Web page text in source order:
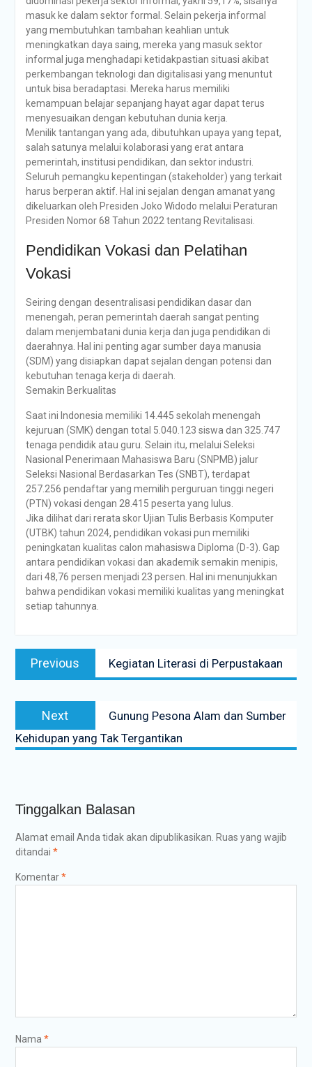
masuk ke dalam sektor formal. Selain pekerja informal
yang membutuhkan tambahan keahlian untuk
meningkatkan daya saing, mereka yang masuk sektor
informal juga menghadapi ketidakpastian situasi akibat
perkembangan teknologi dan digitalisasi yang menuntut
untuk bisa beradaptasi. Mereka harus memiliki
kemampuan belajar sepanjang hayat agar dapat terus
menyesuaikan dengan kebutuhan dunia kerja.
Menilik tantangan yang ada, dibutuhkan upaya yang tepat,
salah satunya melalui kolaborasi yang erat antara
pemerintah, institusi pendidikan, dan sektor industri.
Seluruh pemangku kepentingan (stakeholder) yang terkait
harus berperan aktif. Hal ini sejalan dengan amanat yang
dikeluarkan oleh Presiden Joko Widodo melalui Peraturan
Presiden Nomor 68 Tahun 2022 tentang Revitalisasi.
Pendidikan Vokasi dan Pelatihan
Vokasi
Seiring dengan desentralisasi pendidikan dasar dan
menengah, peran pemerintah daerah sangat penting
dalam menjembatani dunia kerja dan juga pendidikan di
daerahnya. Hal ini penting agar sumber daya manusia
(SDM) yang disiapkan dapat sejalan dengan potensi dan
kebutuhan tenaga kerja di daerah.
Semakin Berkualitas
Saat ini Indonesia memiliki 14.445 sekolah menengah
kejuruan (SMK) dengan total 5.040.123 siswa dan 325.747
tenaga pendidik atau guru. Selain itu, melalui Seleksi
Nasional Penerimaan Mahasiswa Baru (SNPMB) jalur
Seleksi Nasional Berdasarkan Tes (SNBT), terdapat
257.256 pendaftar yang memilih perguruan tinggi negeri
(PTN) vokasi dengan 28.415 peserta yang lulus.
Jika dilihat dari rerata skor Ujian Tulis Berbasis Komputer
(UTBK) tahun 2024, pendidikan vokasi pun memiliki
peningkatan kualitas calon mahasiswa Diploma (D-3). Gap
antara pendidikan vokasi dan akademik semakin menipis,
dari 48,76 persen menjadi 23 persen. Hal ini menunjukkan
bahwa pendidikan vokasi memiliki kualitas yang meningkat
setiap tahunnya.
Previous Kegiatan Literasi di Perpustakaan
Next
Gunung Pesona Alam dan Sumber
Kehidupan yang Tak Tergantikan
Tinggalkan Balasan
Alamat email Anda tidak akan dipublikasikan. Ruas yang wajib
ditandai *
Komentar*
Nama *